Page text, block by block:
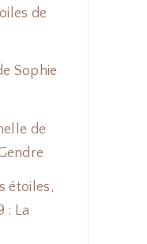
de
Sophie
de
étoiles,
: La